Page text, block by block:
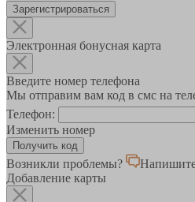
Зарегистрироваться
Электронная бонусная карта
Введите номер телефона
Мы отправим вам код в смс на
Телефон:
Изменить номер
Возникли проблемы?
Добавление карты